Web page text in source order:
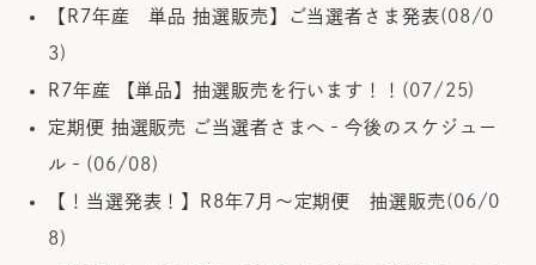
【R7年産 単品 抽選販売】ご当選者さま発表(08/0
3)
R7年産 【単品】抽選販売を行います！！ (07/25)
定期便 抽選販売 ご当選者さまへ‐今後のスケジュー
ル‐ (06/08)
【！当選発表！】R8年7月～定期便 抽選販売(06/0
8)